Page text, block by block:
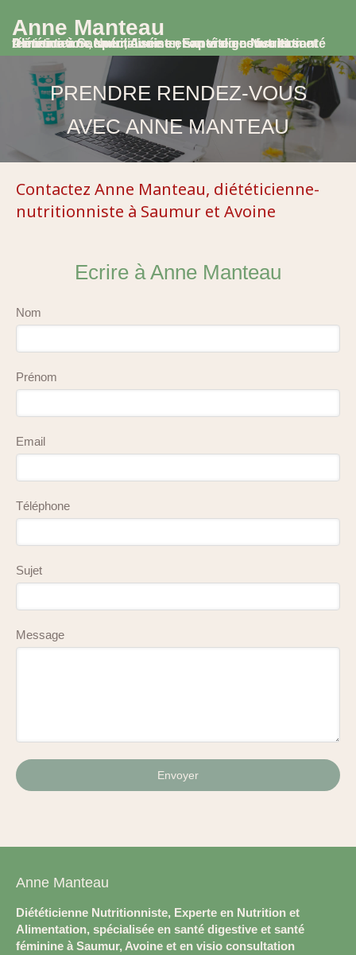
Anne Manteau
Diététicienne Nutritionniste, Experte en Nutrition et Alimentation, spécialisée en santé digestive et santé féminine à Saumur, Avoine et en visio consultation
PRENDRE RENDEZ-VOUS
AVEC ANNE MANTEAU
Contactez Anne Manteau, diététicienne-
nutritionniste à Saumur et Avoine
Ecrire à Anne Manteau
Nom
Prénom
Email
Téléphone
Sujet
Message
Envoyer
Anne Manteau
Diététicienne Nutritionniste, Experte en Nutrition et
Alimentation, spécialisée en santé digestive et santé
féminine à Saumur, Avoine et en visio consultation